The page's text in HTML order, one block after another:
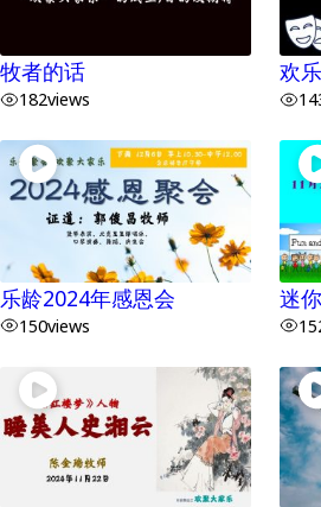
牧者的话
182views
欢
乐龄2024年感恩会
150views
迷